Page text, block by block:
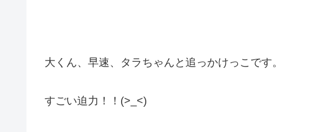
大くん、早速、タラちゃんと追っかけっこです。
すごい迫力！！(>_<)